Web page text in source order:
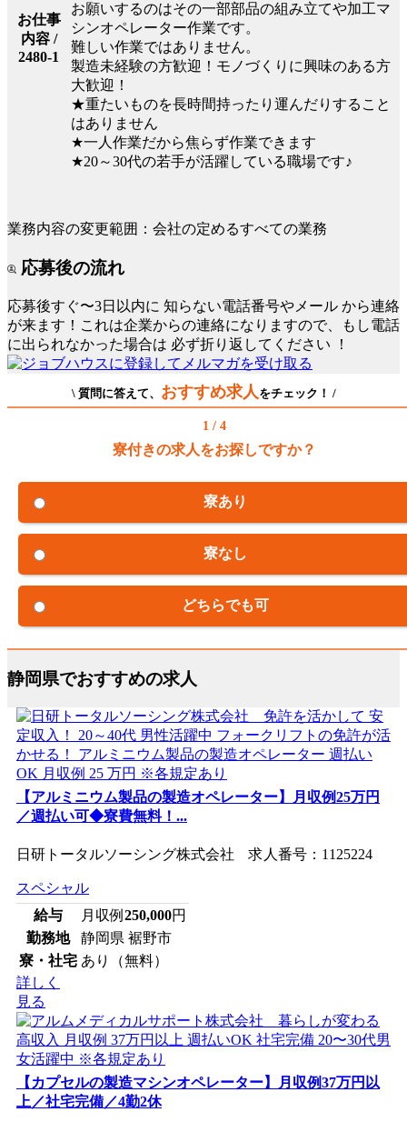
お仕事
内容 /
2480-1
お願いするのはその一部部品の組み立てや加工マ
シンオペレーター作業です。
難しい作業ではありません。
製造未経験の方歓迎！モノづくりに興味のある方
大歓迎！
★重たいものを長時間持ったり運んだりすること
はありません
★一人作業だから焦らず作業できます
★20～30代の若手が活躍している職場です♪
業務内容の変更範囲：会社の定めるすべての業務
応募後の流れ
応募後すぐ〜3日以内に 知らない電話番号やメール から連絡
が来ます！これは企業からの連絡になりますので、もし電話
に出られなかった場合は 必ず折り返してください ！
\ 質問に答えて、 おすすめ求人 をチェック！ /
1 / 4
寮付きの求人をお探しですか？
寮あり
寮なし
どちらでも可
静岡県でおすすめの求人
【アルミニウム製品の製造オペレーター】月収例25万円
／週払い可◆寮費無料！...
日研トータルソーシング株式会社 求人番号：1125224
スペシャル
給与
月収例 250,000円
勤務地
静岡県 裾野市
寮・社宅 あり（無料）
詳しく
見る
【カプセルの製造マシンオペレーター】月収例37万円以
上／社宅完備／4勤2休